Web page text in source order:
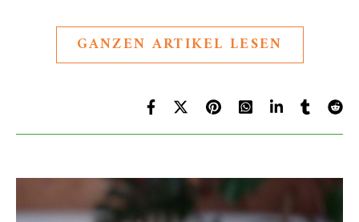
GANZEN ARTIKEL LESEN